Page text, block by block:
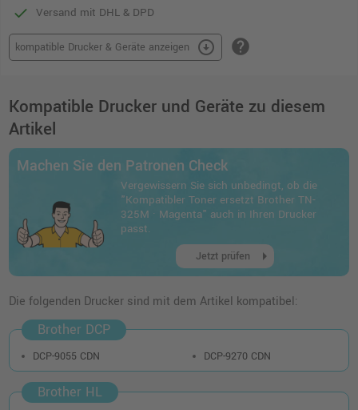
Versand mit DHL & DPD
kompatible Drucker & Geräte anzeigen arrow_circle_down help
Kompatible Drucker und Geräte zu diesem
Artikel
Machen Sie den Patronen Check
Vergewissern Sie sich unbedingt, ob die
"Kompatibler Toner ersetzt Brother TN-
325M · Magenta" auch in Ihren Drucker
passt.
Jetzt prüfen arrow_right
Die folgenden Drucker sind mit dem Artikel kompatibel:
Brother DCP
DCP-9055 CDN DCP-9270 CDN
Brother HL